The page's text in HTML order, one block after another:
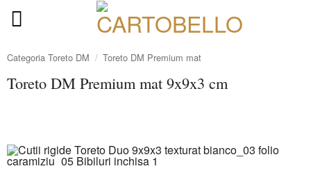
Categoria Toreto DM / Toreto DM Premium mat
Toreto DM Premium mat 9x9x3 cm